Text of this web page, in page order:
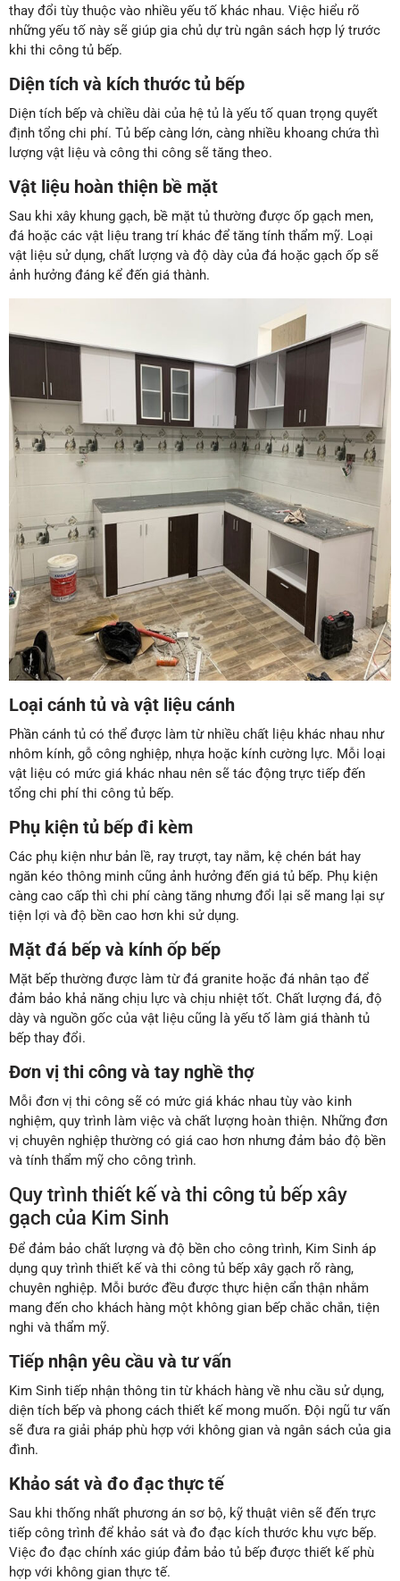
thay đổi tùy thuộc vào nhiều yếu tố khác nhau. Việc hiểu rõ
những yếu tố này sẽ giúp gia chủ dự trù ngân sách hợp lý trước
khi thi công tủ bếp.
Diện tích và kích thước tủ bếp
Diện tích bếp và chiều dài của hệ tủ là yếu tố quan trọng quyết
định tổng chi phí. Tủ bếp càng lớn, càng nhiều khoang chứa thì
lượng vật liệu và công thi công sẽ tăng theo.
Vật liệu hoàn thiện bề mặt
Sau khi xây khung gạch, bề mặt tủ thường được ốp gạch men,
đá hoặc các vật liệu trang trí khác để tăng tính thẩm mỹ. Loại
vật liệu sử dụng, chất lượng và độ dày của đá hoặc gạch ốp sẽ
ảnh hưởng đáng kể đến giá thành.
Loại cánh tủ và vật liệu cánh
Phần cánh tủ có thể được làm từ nhiều chất liệu khác nhau như
nhôm kính, gỗ công nghiệp, nhựa hoặc kính cường lực. Mỗi loại
vật liệu có mức giá khác nhau nên sẽ tác động trực tiếp đến
tổng chi phí thi công tủ bếp.
Phụ kiện tủ bếp đi kèm
Các phụ kiện như bản lề, ray trượt, tay nắm, kệ chén bát hay
ngăn kéo thông minh cũng ảnh hưởng đến giá tủ bếp. Phụ kiện
càng cao cấp thì chi phí càng tăng nhưng đổi lại sẽ mang lại sự
tiện lợi và độ bền cao hơn khi sử dụng.
Mặt đá bếp và kính ốp bếp
Mặt bếp thường được làm từ đá granite hoặc đá nhân tạo để
đảm bảo khả năng chịu lực và chịu nhiệt tốt. Chất lượng đá, độ
dày và nguồn gốc của vật liệu cũng là yếu tố làm giá thành tủ
bếp thay đổi.
Đơn vị thi công và tay nghề thợ
Mỗi đơn vị thi công sẽ có mức giá khác nhau tùy vào kinh
nghiệm, quy trình làm việc và chất lượng hoàn thiện. Những đơn
vị chuyên nghiệp thường có giá cao hơn nhưng đảm bảo độ bền
và tính thẩm mỹ cho công trình.
Quy trình thiết kế và thi công tủ bếp xây
gạch của Kim Sinh
Để đảm bảo chất lượng và độ bền cho công trình, Kim Sinh áp
dụng quy trình thiết kế và thi công tủ bếp xây gạch rõ ràng,
chuyên nghiệp. Mỗi bước đều được thực hiện cẩn thận nhằm
mang đến cho khách hàng một không gian bếp chắc chắn, tiện
nghi và thẩm mỹ.
Tiếp nhận yêu cầu và tư vấn
Kim Sinh tiếp nhận thông tin từ khách hàng về nhu cầu sử dụng,
diện tích bếp và phong cách thiết kế mong muốn. Đội ngũ tư vấn
sẽ đưa ra giải pháp phù hợp với không gian và ngân sách của gia
đình.
Khảo sát và đo đạc thực tế
Sau khi thống nhất phương án sơ bộ, kỹ thuật viên sẽ đến trực
tiếp công trình để khảo sát và đo đạc kích thước khu vực bếp.
Việc đo đạc chính xác giúp đảm bảo tủ bếp được thiết kế phù
hợp với không gian thực tế.